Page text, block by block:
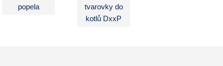
popela
tvarovky do
kotlů DxxP